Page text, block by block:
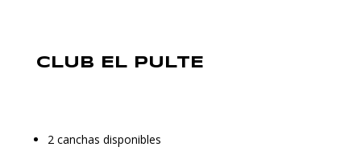
CLUB EL PULTE
2 canchas disponibles